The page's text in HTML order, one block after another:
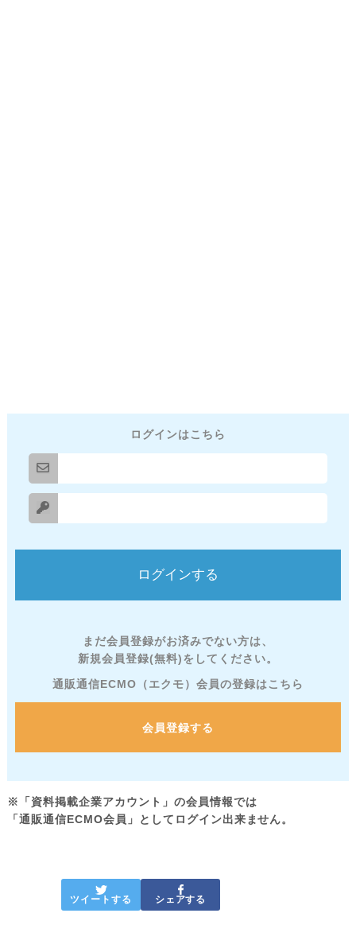
ログインはこちら
まだ会員登録がお済みでない方は、
新規会員登録(無料)をしてください。
通販通信ECMO（エクモ）会員の登録はこちら
会員登録する
※「資料掲載企業アカウント」の会員情報では
「通販通信ECMO会員」としてログイン出来ません。
ツイートする シェアする